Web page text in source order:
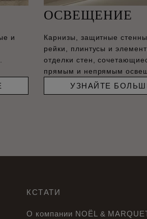
и
ОСВЕЩЕНИЕ
Карнизы, защитные
рейки, плинтусы и
отделки стен,
прямым и непрямым
УЗНАЙТЕ
КСТАТИ
О компании NOËL &